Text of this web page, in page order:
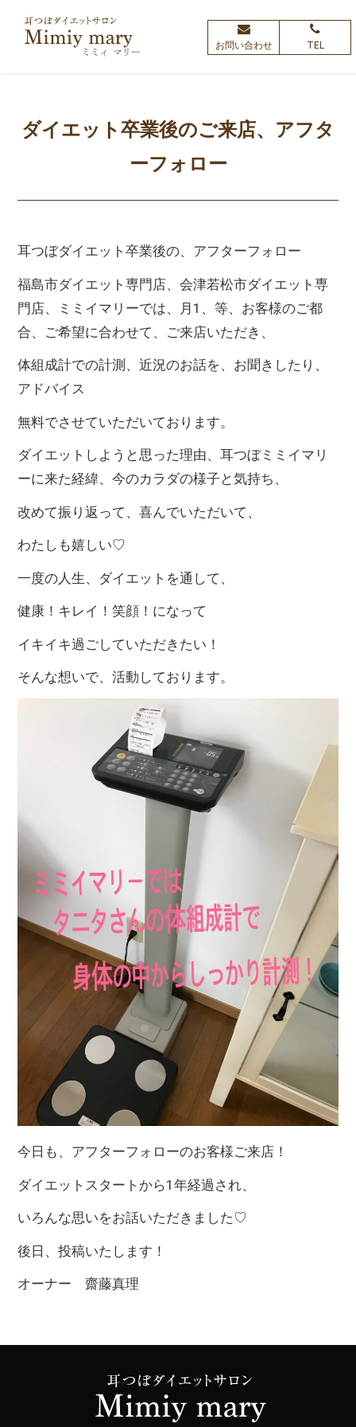
お問い合わせ TEL
ダイエット卒業後のご来店、アフタ
ーフォロー
耳つぼダイエット卒業後の、アフターフォロー
福島市ダイエット専門店、会津若松市ダイエット専
門店、ミミイマリーでは、月1、等、お客様のご都
合、ご希望に合わせて、ご来店いただき、
体組成計での計測、近況のお話を、お聞きしたり、
アドバイス
無料でさせていただいております。
ダイエットしようと思った理由、耳つぼミミイマリ
ーに来た経緯、今のカラダの様子と気持ち、
改めて振り返って、喜んでいただいて、
わたしも嬉しい♡
一度の人生、ダイエットを通して、
健康！キレイ！笑顔！になって
イキイキ過ごしていただきたい！
そんな想いで、活動しております。
今日も、アフターフォローのお客様ご来店！
ダイエットスタートから1年経過され、
いろんな思いをお話いただきました♡
後日、投稿いたします！
オーナー 齋藤真理